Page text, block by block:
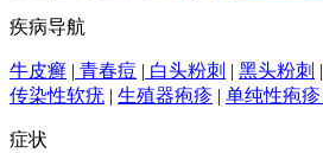
疾病导航
牛皮癣 | 青春痘 | 白头粉刺 | 黑头粉刺 |
传染性软疣 | 生殖器疱疹 | 单纯性疱疹
症状